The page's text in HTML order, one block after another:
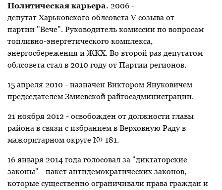
Политическая карьера. 2006 -
депутат Харьковского облсовета V созыва от
партии "Вече". Руководитель комиссии по вопросам
топливно-энергетического комплекса,
энергосбережения и ЖКХ. Во второй раз депутатом
облсовета стал в 2010 году от Партии регионов.
15 апреля 2010 - назначен Виктором Януковичем
председателем Змиевской райгосадминистрации.
21 ноября 2012 - освобожден от должности главы
района в связи с избранием в Верховную Раду в
мажоритарном округе № 181.
16 января 2014 года голосовал за "диктаторские
законы" - пакет антидемократических законов,
которые существенно ограничивали права граждан и